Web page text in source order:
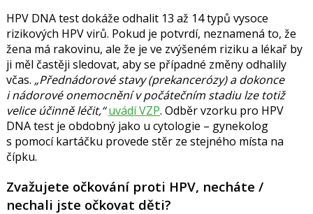
HPV DNA test dokáže odhalit 13 až 14 typů vysoce
rizikových HPV virů. Pokud je potvrdí, neznamená to, že
žena má rakovinu, ale že je ve zvýšeném riziku a lékař by
ji měl častěji sledovat, aby se případné změny odhalily
včas. Přednádorové stavy (prekancerózy) a dokonce
i nádorové onemocnění v počátečním stadiu lze totiž
velice účinně léčit, uvádí VZP. Odběr vzorku pro HPV
DNA test je obdobný jako u cytologie – gynekolog
s pomocí kartáčku provede stěr ze stejného místa na
čípku.
Zvažujete očkování proti HPV, necháte /
nechali jste očkovat děti?